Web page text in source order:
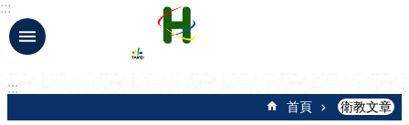
跳到主要內容區塊
:::
:::
首頁 衛教文章